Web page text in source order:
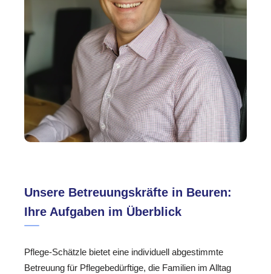
Unsere Betreuungskräfte in Beuren:
Ihre Aufgaben im Überblick
Pflege-Schätzle bietet eine individuell abgestimmte
Betreuung für Pflegebedürftige, die Familien im Alltag